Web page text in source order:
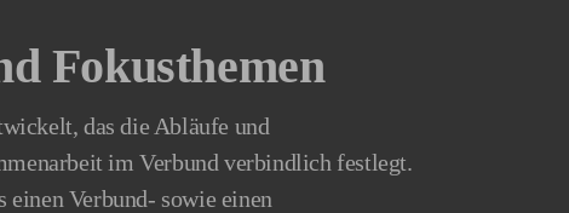
Fokusthemen
das die Abläufe und
im Verbund verbindlich festlegt.
einen Verbund- sowie einen